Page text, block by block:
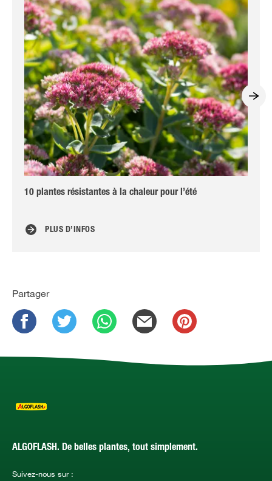
10 plantes résistantes à la chaleur pour l’été
PLUS D’INFOS
Partager
ALGOFLASH. De belles plantes, tout simplement.
Suivez-nous sur :